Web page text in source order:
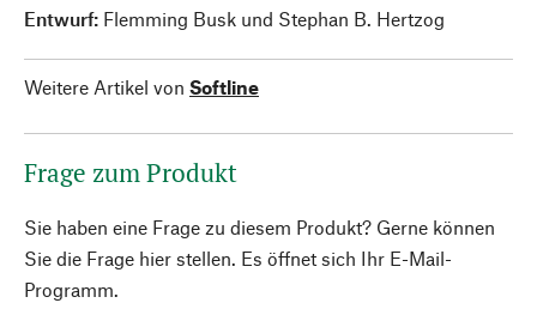
Entwurf: Flemming Busk und Stephan B. Hertzog
Weitere Artikel von Softline
Frage zum Produkt
Sie haben eine Frage zu diesem Produkt? Gerne können
Sie die Frage hier stellen. Es öffnet sich Ihr E-Mail-
Programm.